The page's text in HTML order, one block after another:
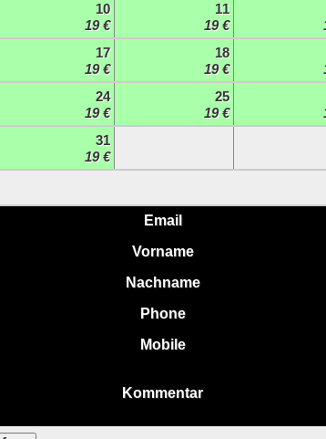
10
19 €
11
19 €
17
19 €
18
19 €
24
19 €
25
19 €
31
19 €
Email
Vorname
Nachname
Phone
Mobile
Kommentar